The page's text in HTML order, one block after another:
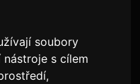
soubory
s cílem